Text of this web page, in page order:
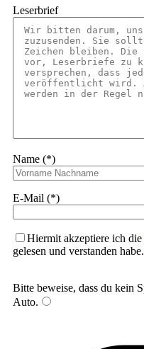
Leserbrief
Name (*)
E-Mail (*)
Hiermit akzeptiere ich die
gelesen und verstanden habe.
Bitte beweise, dass du kein
Auto.